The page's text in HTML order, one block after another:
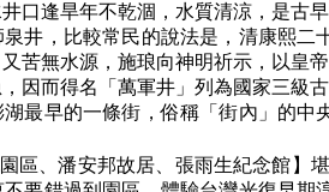
井口逢旱年不乾涸，水質清涼，是古
泉井，比較常民的說法是，清康熙
苦無水源，施琅向神明祈示，以皇
因而得名「萬軍井」列為國家三級
湖最早的一條街，俗稱「街內」的
區、潘安邦故居、張雨生紀念館】